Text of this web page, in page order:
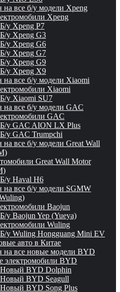
на все б/у модели Xpeng
Xpeng
Б/у Xpeng P7
Б/у Xpeng G3
Б/у Xpeng G6
Б/у Xpeng G7
Б/у Xpeng G9
Б/у Xpeng X9
на все б/у модели Xiaomi
Xiaomi
Б/у Xiaomi SU7
на все б/у модели GAC
GAC
Б/у GAC AION LX Plus
Б/у GAC Trumpchi
на все б/у модели Great Wall
Great Wall Motor
Б/у Haval H6
на все б/у модели SGMW
Baojun
Б/у Baojun Yep (Yueya)
Wuling
Б/у Wuling Hongguang Mini EV
авто в Китае
на все новые модели BYD
электромобили BYD
Новый BYD Dolphin
Новый BYD Seagull
Новый BYD Song Plus